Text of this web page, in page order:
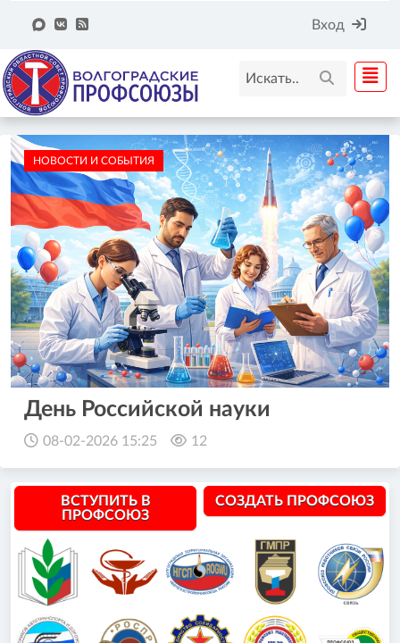
Вход
НОВОСТИ И СОБЫТИЯ
День Российской науки
08-02-2026 15:25 12
ВСТУПИТЬ В
ПРОФСОЮЗ
СОЗДАТЬ ПРОФСОЮЗ